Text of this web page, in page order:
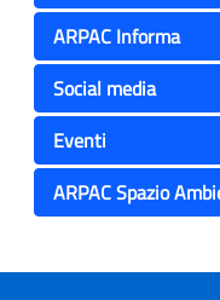
ARPAC Informa
Social media
Eventi
ARPAC Spazio